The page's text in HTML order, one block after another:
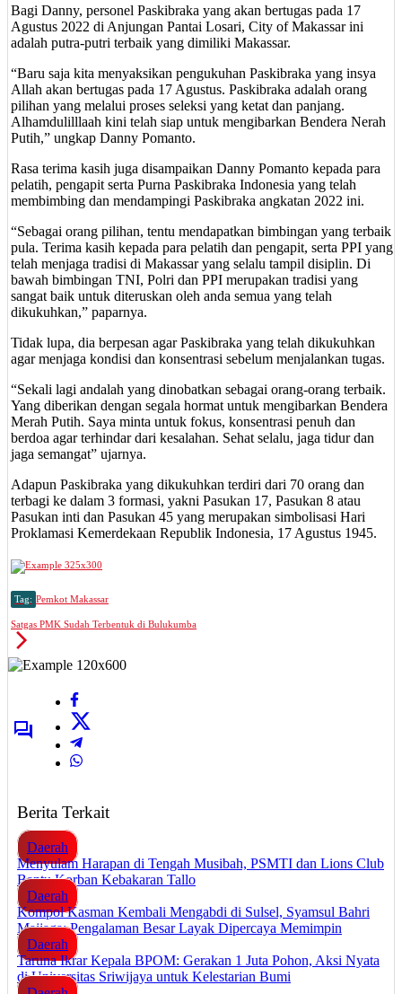
Bagi Danny, personel Paskibraka yang akan bertugas pada 17
Agustus 2022 di Anjungan Pantai Losari, City of Makassar ini
adalah putra-putri terbaik yang dimiliki Makassar.
“Baru saja kita menyaksikan pengukuhan Paskibraka yang insya
Allah akan bertugas pada 17 Agustus. Paskibraka adalah orang
pilihan yang melalui proses seleksi yang ketat dan panjang.
Alhamdulilllaah kini telah siap untuk mengibarkan Bendera Nerah
Putih,” ungkap Danny Pomanto.
Rasa terima kasih juga disampaikan Danny Pomanto kepada para
pelatih, pengapit serta Purna Paskibraka Indonesia yang telah
membimbing dan mendampingi Paskibraka angkatan 2022 ini.
“Sebagai orang pilihan, tentu mendapatkan bimbingan yang terbaik
pula. Terima kasih kepada para pelatih dan pengapit, serta PPI yang
telah menjaga tradisi di Makassar yang selalu tampil disiplin. Di
bawah bimbingan TNI, Polri dan PPI merupakan tradisi yang
sangat baik untuk diteruskan oleh anda semua yang telah
dikukuhkan,” paparnya.
Tidak lupa, dia berpesan agar Paskibraka yang telah dikukuhkan
agar menjaga kondisi dan konsentrasi sebelum menjalankan tugas.
“Sekali lagi andalah yang dinobatkan sebagai orang-orang terbaik.
Yang diberikan dengan segala hormat untuk mengibarkan Bendera
Merah Putih. Saya minta untuk fokus, konsentrasi penuh dan
berdoa agar terhindar dari kesalahan. Sehat selalu, jaga tidur dan
jaga semangat” ujarnya.
Adapun Paskibraka yang dikukuhkan terdiri dari 70 orang dan
terbagi ke dalam 3 formasi, yakni Pasukan 17, Pasukan 8 atau
Pasukan inti dan Pasukan 45 yang merupakan simbolisasi Hari
Proklamasi Kemerdekaan Republik Indonesia, 17 Agustus 1945.
Tag: Pemkot Makassar
Satgas PMK Sudah Terbentuk di Bulukumba
Berita Terkait
Daerah
Menyulam Harapan di Tengah Musibah, PSMTI dan Lions Club
Bantu Korban Kebakaran Tallo
Daerah
Kompol Kasman Kembali Mengabdi di Sulsel, Syamsul Bahri
Majjaga: Pengalaman Besar Layak Dipercaya Memimpin
Daerah
Taruna Ikrar Kepala BPOM: Gerakan 1 Juta Pohon, Aksi Nyata
di Universitas Sriwijaya untuk Kelestarian Bumi